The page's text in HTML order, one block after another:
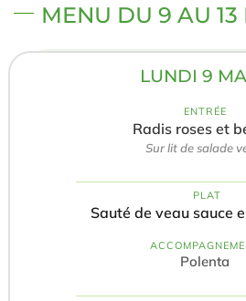
MENU DU 9 AU
LUNDI 9
ENTRÉE
Radis roses et
Sur lit de salade
️ PLAT
Sauté de veau sauce
Polenta